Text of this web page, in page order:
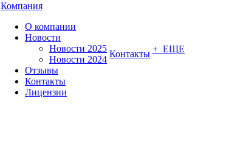
Компания
О компании
Новости
Новости 2025
Новости 2024
Отзывы
Контакты
Лицензии
Контакты + ЕЩЕ